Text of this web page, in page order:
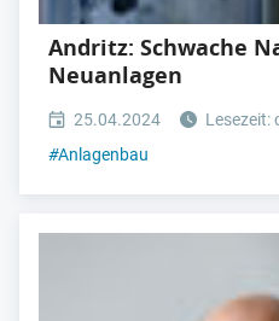
Andritz: Schwache
Neuanlagen
25.04.2024
Lesezeit:
#Anlagenbau